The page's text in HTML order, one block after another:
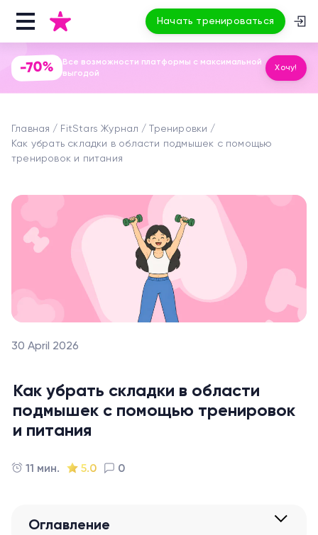
Начать тренироваться
-70%
Все возможности платформы с максимальной
выгодой
Хочу!
Главная FitStars Журнал
Тренировки
Как убрать складки в области подмышек с помощью
тренировок и питания
30 April 2026
Как убрать складки в области
подмышек с помощью тренировок
и питания
11 мин. 5.0 0
Оглавление